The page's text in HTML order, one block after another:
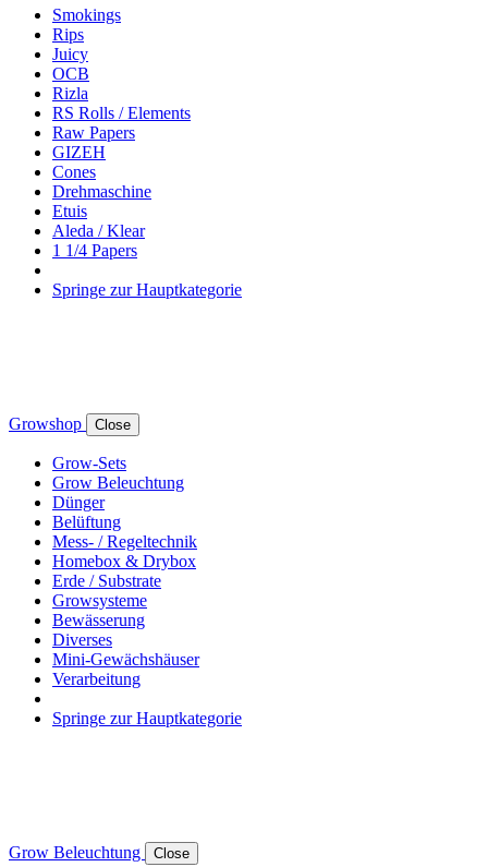
Smokings
Rips
Juicy
OCB
Rizla
RS Rolls / Elements
Raw Papers
GIZEH
Cones
Drehmaschine
Etuis
Aleda / Klear
1 1/4 Papers
Springe zur Hauptkategorie
Growshop Close
Grow-Sets
Grow Beleuchtung
Dünger
Belüftung
Mess- / Regeltechnik
Homebox & Drybox
Erde / Substrate
Growsysteme
Bewässerung
Diverses
Mini-Gewächshäuser
Verarbeitung
Springe zur Hauptkategorie
Grow Beleuchtung Close